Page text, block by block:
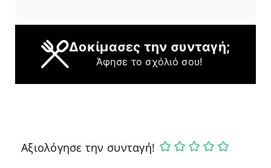
Δοκίμασες την συνταγή;
Άφησε το σχόλιό σου!
Αξιολόγησε την συνταγή!